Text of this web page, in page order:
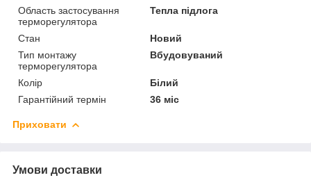
Область застосування
терморегулятора
Тепла підлога
Стан
Новий
Тип монтажу
терморегулятора
Вбудовуваний
Колір
Білий
Гарантійний термін
36 міс
Приховати
Умови доставки